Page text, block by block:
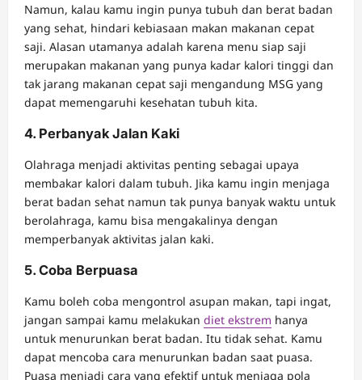
Namun, kalau kamu ingin punya tubuh dan berat badan
yang sehat, hindari kebiasaan makan makanan cepat
saji. Alasan utamanya adalah karena menu siap saji
merupakan makanan yang punya kadar kalori tinggi dan
tak jarang makanan cepat saji mengandung MSG yang
dapat memengaruhi kesehatan tubuh kita.
4. Perbanyak Jalan Kaki
Olahraga menjadi aktivitas penting sebagai upaya
membakar kalori dalam tubuh. Jika kamu ingin menjaga
berat badan sehat namun tak punya banyak waktu untuk
berolahraga, kamu bisa mengakalinya dengan
memperbanyak aktivitas jalan kaki.
5. Coba Berpuasa
Kamu boleh coba mengontrol asupan makan, tapi ingat,
jangan sampai kamu melakukan diet ekstrem hanya
untuk menurunkan berat badan. Itu tidak sehat. Kamu
dapat mencoba cara menurunkan badan saat puasa.
Puasa menjadi cara yang efektif untuk menjaga pola